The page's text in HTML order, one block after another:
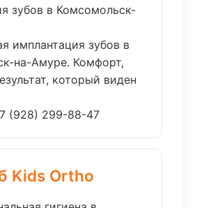
зубов в Комсомольск-
имплантация зубов в
на-Амуре. Комфорт,
который виден
(928) 299-88-47
Kids Ortho